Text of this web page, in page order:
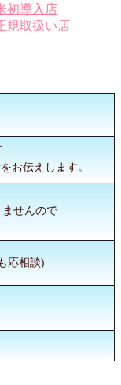
初導入店
規取扱い店
お伝えします。
せんので
応相談)